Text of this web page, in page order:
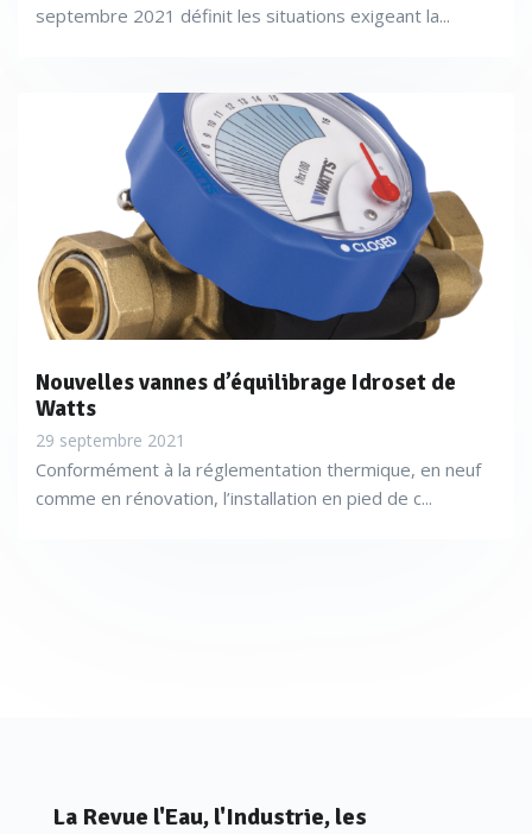
septembre 2021 définit les situations exigeant la...
Nouvelles vannes d’équilibrage Idroset de
Watts
29 septembre 2021
Conformément à la réglementation thermique, en neuf
comme en rénovation, l’installation en pied de c...
La Revue l'Eau, l'Industrie, les